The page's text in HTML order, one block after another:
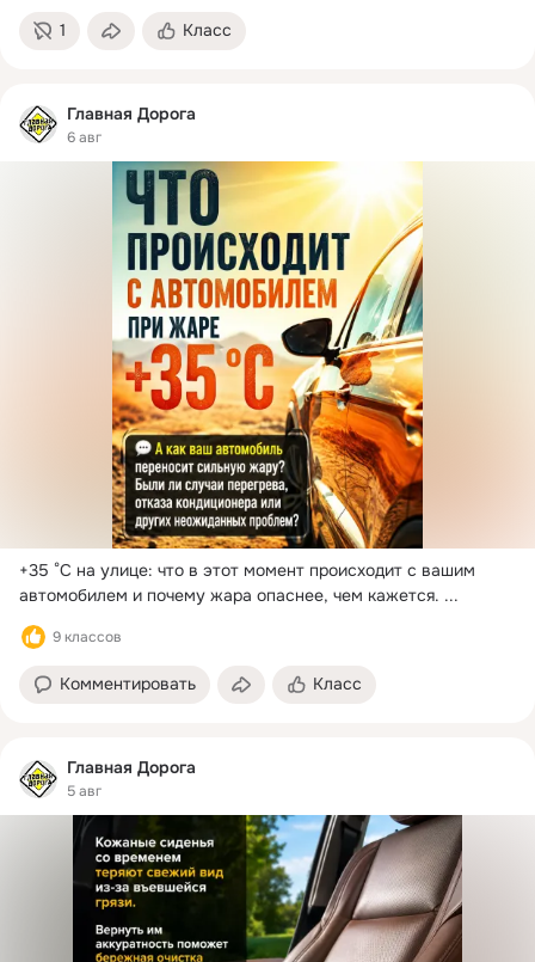
1 Класс
Главная Дорога
6 авг
+35 °C на улице: что в этот момент происходит с вашим
автомобилем и почему жара опаснее, чем кажется. ...
9 классов
Комментировать Класс
Главная Дорога
5 авг